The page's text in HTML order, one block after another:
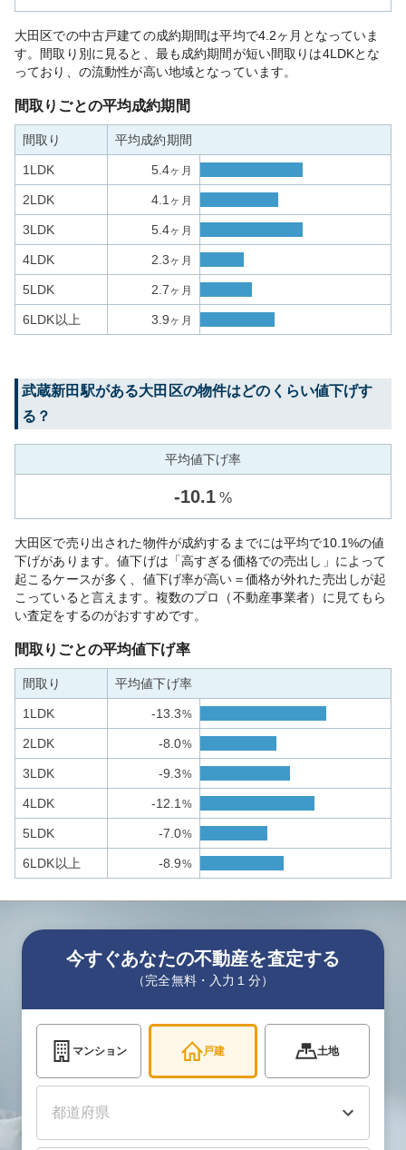
大田区での中古戸建ての成約期間は平均で4.2ヶ月となっていま
す。間取り別に見ると、最も成約期間が短い間取りは4LDKとな
っており、の流動性が高い地域となっています。
間取りごとの平均成約期間
間取り 平均成約期間
1LDK 5.4ヶ月
2LDK 4.1 ヶ月
3LDK 5.4ヶ月
4LDK 2.3ヶ月
5LDK 2.7ヶ月
6LDK以上 3.9ヶ月
武蔵新田駅がある大田区の物件はどのくらい値下げす
る？
平均値下げ率
-10.1 %
大田区で売り出された物件が成約するまでには平均で10.1%の値
下げがあります。値下げは「高すぎる価格での売出し」によって
起こるケースが多く、値下げ率が高い＝価格が外れた売出しが起
こっていると言えます。複数のプロ（不動産事業者）に見てもら
い査定をするのがおすすめです。
間取りごとの平均値下げ率
間取り 平均値下げ率
1LDK -13.3%
2LDK -8.0%
3LDK -9.3%
4LDK -12.1 %
5LDK -7.0%
6LDK以上 -8.9%
今すぐあなたの不動産を査定する
（完全無料・入力１分）
マンション 戸建 土地